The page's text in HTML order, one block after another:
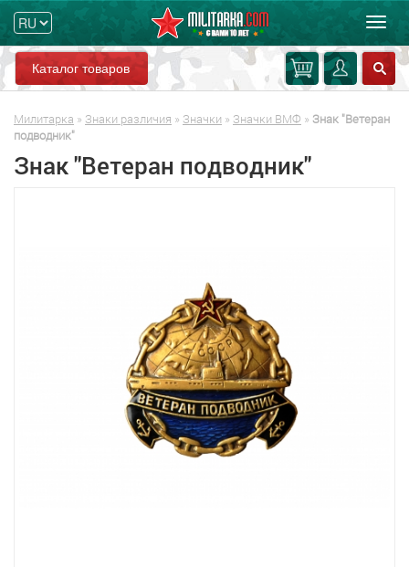
Каталог товаров
Милитарка » Знаки различия » Значки » Значки ВМФ » Знак "Ветеран
подводник"
Знак "Ветеран подводник"